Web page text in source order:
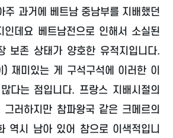
주 과거에 베트남 중남부를 지배했던
인데요 베트남전으로 인해서 소실된
보존 상태가 양호한 유적지입니다.
) 재미있는 게 구석구석에 이러한 이
다는 점입니다. 프랑스 지배시절의
그러하지만 참파왕국 같은 크메르의
역시 남아 있어 참으로 이색적입니